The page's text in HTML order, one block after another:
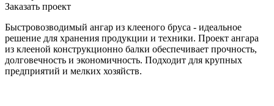
Заказать проект
Быстровозводимый ангар из клееного бруса - идеальное
решение для хранения продукции и техники. Проект ангара
из клееной конструкционно балки обеспечивает прочность,
долговечность и экономичность. Подходит для крупных
предприятий и мелких хозяйств.